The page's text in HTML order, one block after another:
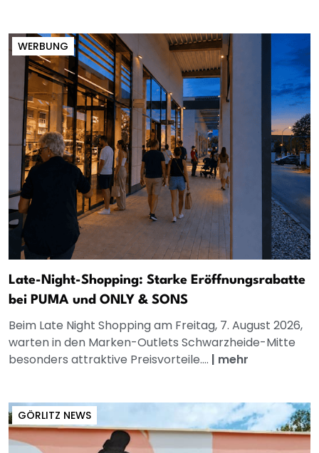
WERBUNG
Late-Night-Shopping: Starke Eröffnungsrabatte
bei PUMA und ONLY & SONS
Beim Late Night Shopping am Freitag, 7. August 2026,
warten in den Marken-Outlets Schwarzheide-Mitte
besonders attraktive Preisvorteile.... | mehr
GÖRLITZ NEWS